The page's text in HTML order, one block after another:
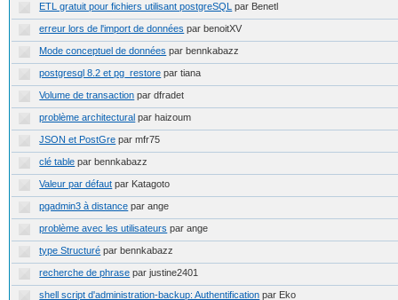
ETL gratuit pour fichiers utilisant postgreSQL par Benetl
erreur lors de l'import de données par benoitXV
Mode conceptuel de données par bennkabazz
postgresql 8.2 et pg_restore par tiana
Volume de transaction par dfradet
problème architectural par haizoum
JSON et PostGre par mfr75
clé table par bennkabazz
Valeur par défaut par Katagoto
pgadmin3 à distance par ange
problème avec les utilisateurs par ange
type Structuré par bennkabazz
recherche de phrase par justine2401
shell script d'administration-backup: Authentification par Eko